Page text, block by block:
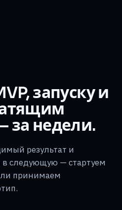
запуску и
за недели.
результат и
в следующую — стартуем
принимаем